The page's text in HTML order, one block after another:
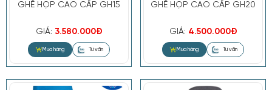
GHẾ HỌP CAO CẤP GH15
GIÁ: 3.580.000Đ
GHẾ HỌP CAO CẤP GH20
GIÁ: 4.500.000Đ